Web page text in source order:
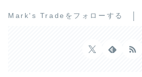
Mark's Tradeをフォローする